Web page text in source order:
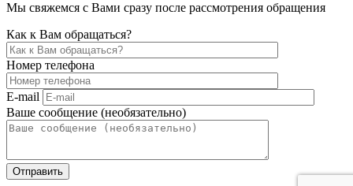
Мы свяжемся с Вами сразу после рассмотрения обращения
Как к Вам обращаться?
Номер телефона
E-mail
Ваше сообщение (необязательно)
Отправить